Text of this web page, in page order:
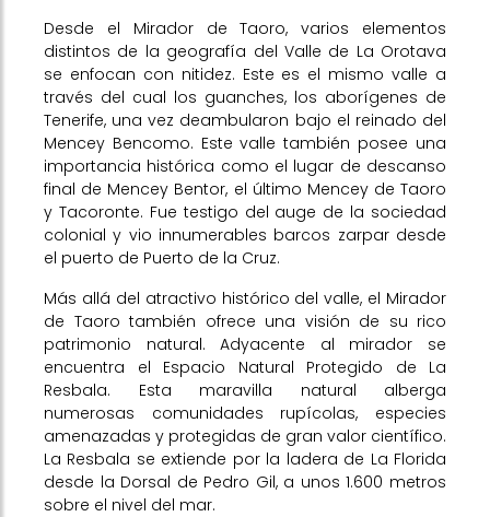
Desde el Mirador de Taoro, varios elementos
distintos de la geografía del Valle de La Orotava
se enfocan con nitidez. Este es el mismo valle a
través del cual los guanches, los aborígenes de
Tenerife, una vez deambularon bajo el reinado del
Mencey Bencomo. Este valle también posee una
importancia histórica como el lugar de descanso
final de Mencey Bentor, el último Mencey de Taoro
y Tacoronte. Fue testigo del auge de la sociedad
colonial y vio innumerables barcos zarpar desde
el puerto de Puerto de la Cruz.
Más allá del atractivo histórico del valle, el Mirador
de Taoro también ofrece una visión de su rico
patrimonio natural. Adyacente al mirador se
encuentra el Espacio Natural Protegido de La
Resbala. Esta maravilla natural alberga
numerosas comunidades rupícolas, especies
amenazadas y protegidas de gran valor científico.
La Resbala se extiende por la ladera de La Florida
desde la Dorsal de Pedro Gil, a unos 1.600 metros
sobre el nivel del mar.